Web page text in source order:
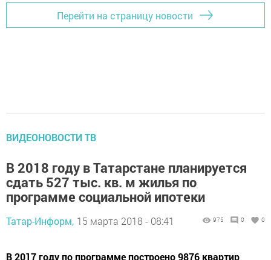
Перейти на страницу новости
ВИДЕОНОВОСТИ ТВ
В 2018 году в Татарстане планируется
сдать 527 тыс. кв. м жилья по
программе социальной ипотеки
Татар-Информ, 15 марта 2018 - 08:41 975 0 0
В 2017 году по программе построено 9876 квартир